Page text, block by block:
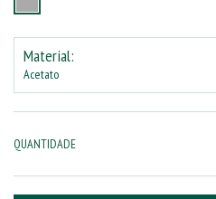
Material:
Acetato
QUANTIDADE